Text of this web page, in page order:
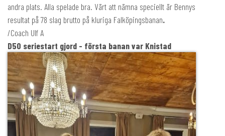
andra plats. Alla spelade bra. Värt att nämna speciellt är Bennys
resultat på 78 slag brutto på kluriga Falköpingsbanan.
/Coach Ulf A
D50 seriestart gjord - första banan var Knistad